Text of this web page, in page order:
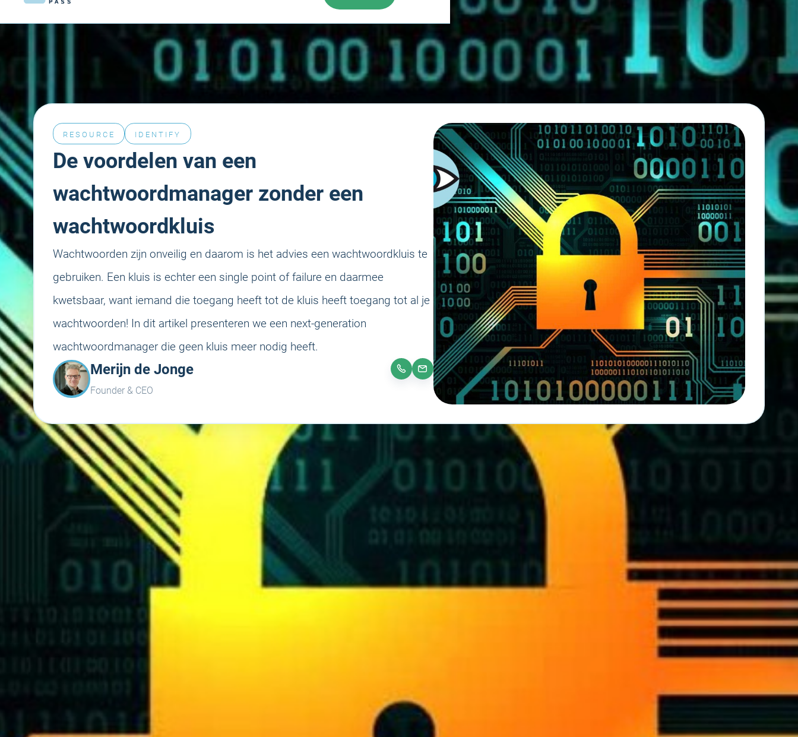
RESOURCE IDENTIFY
De voordelen van een
wachtwoordmanager zonder een
wachtwoordkluis
Wachtwoorden zijn onveilig en daarom is het advies een wachtwoordkluis te
gebruiken. Een kluis is echter een single point of failure en daarmee
kwetsbaar, want iemand die toegang heeft tot de kluis heeft toegang tot al je
wachtwoorden! In dit artikel presenteren we een next-generation
wachtwoordmanager die geen kluis meer nodig heeft.
Merijn de Jonge
Founder & CEO